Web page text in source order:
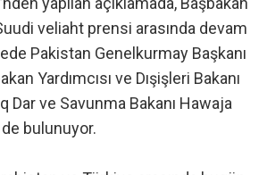
veliaht prensi arasında devam
Pakistan Genelkurmay Başkanı
Yardımcısı ve Dışişleri Bakanı
Dar ve Savunma Bakanı Hawaja
bulunuyor.